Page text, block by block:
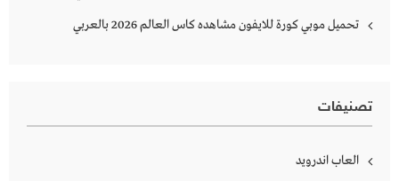
تحميل موبي كورة للايفون مشاهده كاس العالم 2026 بالعربي
تصنيفات
العاب اندرويد